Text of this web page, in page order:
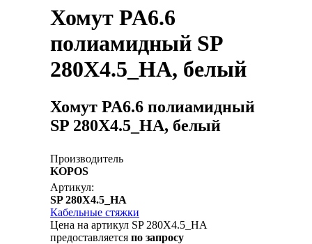
Хомут PA6.6
полиамидный SP
280X4.5_HA, белый
Хомут PA6.6 полиамидный
SP 280X4.5_HA, белый
Производитель
KOPOS
Артикул:
SP 280X4.5_HA
Кабельные стяжки
Цена на артикул SP 280X4.5_HA
предоставляется по запросу